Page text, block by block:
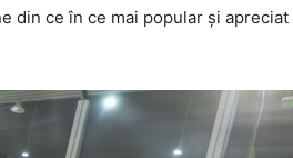
din ce în ce mai popular și apreciat